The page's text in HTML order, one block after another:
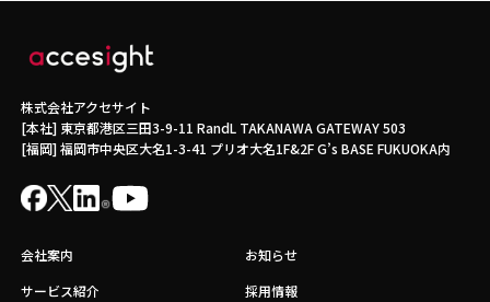
株式会社アクセサイト
[本社] 東京都港区三田3-9-11 RandL TAKANAWA GATEWAY 503
[福岡] 福岡市中央区大名1-3-41 プリオ大名1F&2F G’s BASE FUKUOKA内
会社案内
サービス紹介
お知らせ
採用情報